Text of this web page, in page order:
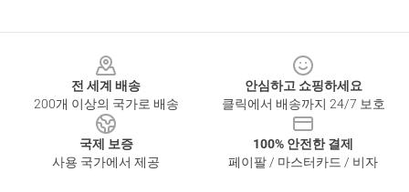
전 세계 배송
200개 이상의 국가로 배송
안심하고 쇼핑하세요
클릭에서 배송까지 24/7 보호
국제 보증
사용 국가에서 제공
100% 안전한 결제
페이팔 / 마스터카드 / 비자